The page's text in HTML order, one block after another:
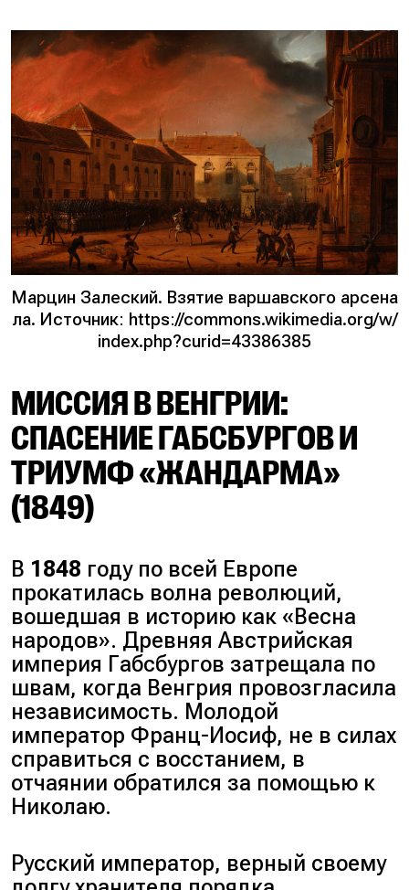
Марцин Залеский. Взятие варшавского арсена
ла. Источник: https://commons.wikimedia.org/w/
index.php?curid=43386385
МИССИЯ В ВЕНГРИИ:
СПАСЕНИЕ ГАБСБУРГОВ И
ТРИУМФ «ЖАНДАРМА»
(1849)
В 1848 году по всей Европе
прокатилась волна революций,
вошедшая в историю как «Весна
народов». Древняя Австрийская
империя Габсбургов затрещала по
швам, когда Венгрия провозгласила
независимость. Молодой
император Франц-Иосиф, не в силах
справиться с восстанием, в
отчаянии обратился за помощью к
Николаю.
Русский император, верный своему